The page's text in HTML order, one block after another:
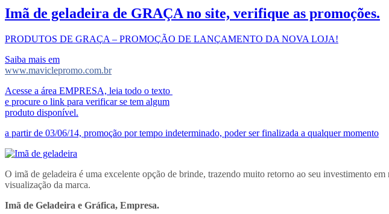
Imã de geladeira de GRAÇA no site, verifique as promoções.
PRODUTOS DE GRAÇA – PROMOÇÃO DE LANÇAMENTO DA NOVA LOJA!
Saiba mais em
www.maviclepromo.com.br
Acesse a área EMPRESA, leia todo o texto
e procure o link para verificar se tem algum
produto disponível.
a partir de 03/06/14, promoção por tempo indeterminado, poder ser finalizada a qualquer momento
O imã de geladeira é uma excelente opção de brinde, trazendo muito retorno ao seu investimento
visualização da marca.
Imã de Geladeira e Gráfica, Empresa.